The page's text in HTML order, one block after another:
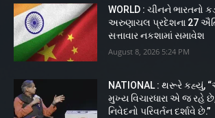
WORLD : ચીનને ભારતનો
અરુણાચલ પ્રદેશના 27
સત્તાવાર નકશામાં સમાવેશ
August 8, 2026 5:24 PM
NATIONAL : થરૂરે
મુખ્ય વિચારધારા એ જ રહે
નિવેદનો પરિવર્તન દર્શાવે છે.”